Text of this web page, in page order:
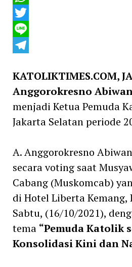
WhatsApp
Twitter
Line
KATOLIKTIMES.COM,
Anggorokresno
menjadi Ketua Pemuda
Jakarta Selatan periode
A. Anggorokresno
secara voting saat
Cabang (Muskomcab)
di Hotel Liberta Kemang,
Sabtu, (16/10/2021),
tema “Pemuda Katolik
Konsolidasi Kini dan